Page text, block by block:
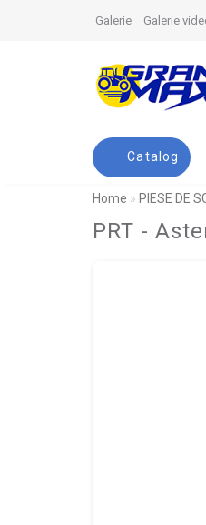
Galerie Galerie
Catalog
Home PIESE DE
PRT -